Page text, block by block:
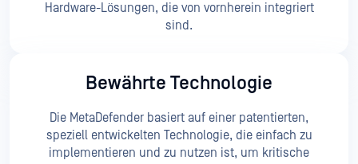
Hardware-Lösungen, die von vornherein integriert
sind.
Bewährte Technologie
Die MetaDefender basiert auf einer patentierten,
speziell entwickelten Technologie, die einfach zu
implementieren und zu nutzen ist, um kritische